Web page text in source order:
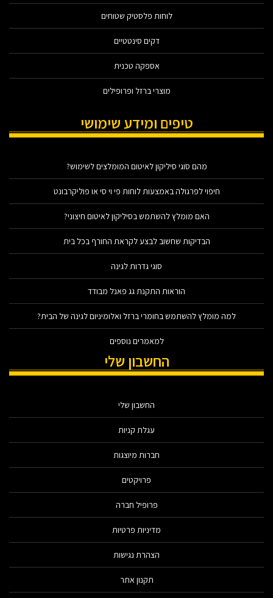
לוחות פלסטיק שטוחים
דקים סינטטיים
אספקה טכנית
מוצרי ברזל ופרופילים
טיפים ומידע שימושי
מהם סוגי סיליקון לאיטום המומלצים לשימוש?
חיפוי לפרגולה באמצעות לוחות פי וי סי או פוליקרבונט
האם מומלץ להשתמש בסיליקון לאיטום חיצוני?
הבדיקות שחשוב לבצע לקראת החורף בכל בית
סוגי גדרות לגינה
הוראות התקנת גג פאנל מבודד
למה מומלץ להשתמש בחומרי ברזל ואלומיניום לגינה של הבית?
למאמרים נוספים
החשבון שלי
החשבון שלי
עגלת קניות
חברות מיוצגות
פרויקטים
פרופיל חברה
מדיניות פרטיות
הצהרת נגישות
תקנון אתר